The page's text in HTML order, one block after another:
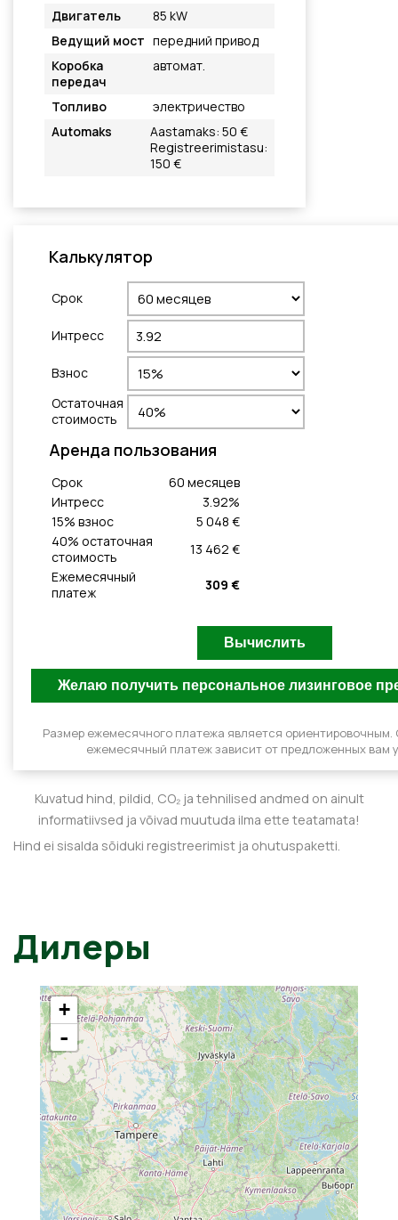
Двигатель
85 kW
Ведущий мост передний привод
Коробка
передач
автомат.
Топливо
электричество
Automaks
Aastamaks: 50 €
Registreerimistasu:
150 €
Калькулятор
Cрок
Интресс
Взнос
Остаточная
стоимость
Aренда пользования
Cрок 60 месяцeв
Интресс
3.92%
15% взнос
5 048 €
40% остаточная
стоимость
13 462 €
Ежемесячный
платеж
309 €
Размер ежемесячного платежа является
ежемесячный платеж зависит от предложенных вам
Kuvatud hind, pildid, CO₂ ja tehnilised andmed on ainult
informatiivsed ja võivad muutuda ilma ette teatamata!
Hind ei sisalda sõiduki registreerimist ja ohutuspaketti.
Дилеры
+
-